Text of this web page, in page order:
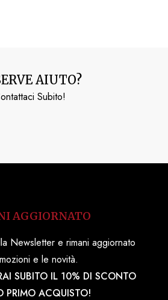
AIUTO?
Subito!
AGGIORNATO
Newsletter e rimani aggiornato
e le novità.
SUBITO IL 10% DI SCONTO
PRIMO ACQUISTO!